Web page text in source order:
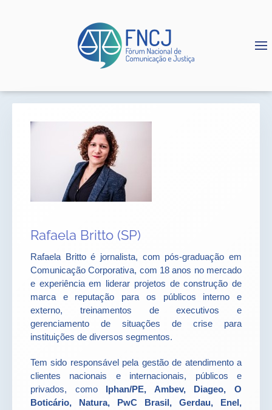
Rafaela Britto (SP)
Rafaela Britto é jornalista, com pós-graduação em
Comunicação Corporativa, com 18 anos no mercado
e experiência em liderar projetos de construção de
marca e reputação para os públicos interno e
externo, treinamentos de executivos e
gerenciamento de situações de crise para
instituições de diversos segmentos.
Tem sido responsável pela gestão de atendimento a
clientes nacionais e internacionais, públicos e
privados, como Iphan/PE, Ambev, Diageo, O
Boticário, Natura, PwC Brasil, Gerdau, Enel,